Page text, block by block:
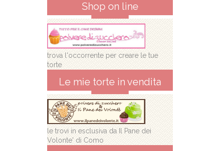
Shop on line
trova l'occorrente per creare le tue
torte
Le mie torte in vendita
le trovi in esclusiva da Il Pane dei
Volonte' di Como